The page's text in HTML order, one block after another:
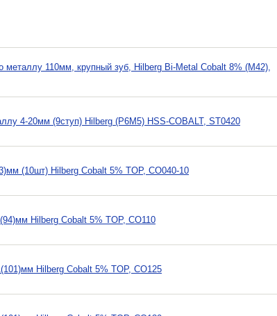
металлу 110мм, крупный зуб, Hilberg Bi-Metal Cobalt 8% (М42),
4-20мм (9ступ) Hilberg (Р6М5) HSS-COBALT, ST0420
(10шт) Hilberg Cobalt 5% TOP, CO040-10
Hilberg Cobalt 5% TOP, CO110
Hilberg Cobalt 5% TOP, CO125